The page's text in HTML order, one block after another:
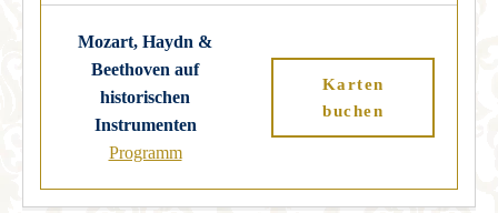
Mozart, Haydn &
Beethoven auf
historischen
Instrumenten
Programm
Karten
buchen